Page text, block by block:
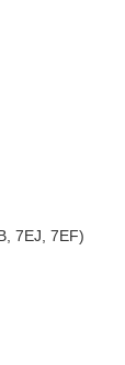
7EJ, 7EF)